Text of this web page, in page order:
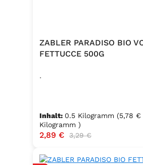
ZABLER PARADISO BIO
FETTUCCE 500G
.
Inhalt: 0.5 Kilogramm (5,78 €
Kilogramm )
Verkaufspreis:
2,89 € Regulärer Preis:
3,29 €